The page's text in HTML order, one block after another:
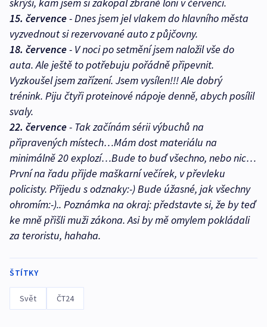
15. července- Dnes jsem jel vlakem do hlavního města
vyzvednout si rezervované auto z půjčovny.
18. července- V noci po setmění jsem naložil vše do
auta. Ale ještě to potřebuju pořádně připevnit.
Vyzkoušel jsem zařízení. Jsem vysílen!!! Ale dobrý
trénink. Piju čtyři proteinové nápoje denně, abych posílil
svaly.
22. července- Tak začínám sérii výbuchů na
připravených místech…Mám dost materiálu na
minimálně 20 explozí…Bude to buď všechno, nebo nic…
První na řadu přijde maškarní večírek, v převleku
policisty. Přijedu s odznaky:-) Bude úžasné, jak všechny
ohromím:-).. Poznámka na okraj: představte si, že by teď
ke mně přišli muži zákona. Asi by mě omylem pokládali
za teroristu, hahaha.
ŠTÍTKY
Svět ČT24